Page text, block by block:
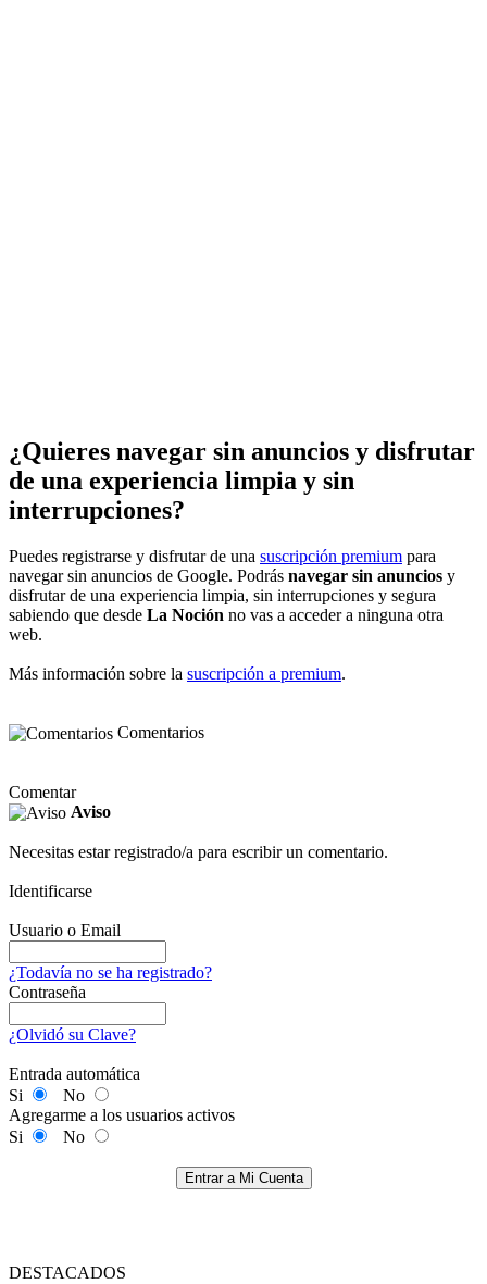
¿Quieres navegar sin anuncios y disfrutar
de una experiencia limpia y sin
interrupciones?
Puedes registrarse y disfrutar de una suscripción premium para
navegar sin anuncios de Google. Podrás navegar sin anuncios y
disfrutar de una experiencia limpia, sin interrupciones y segura
sabiendo que desde La Noción no vas a acceder a ninguna otra
web.
Más información sobre la suscripción a premium.
Comentarios
Comentar
Aviso
Necesitas estar registrado/a para escribir un comentario.
Identificarse
Usuario o Email
¿Todavía no se ha registrado?
Contraseña
¿Olvidó su Clave?
Entrada automática
Si
No
Agregarme a los usuarios activos
Si
No
Entrar a Mi Cuenta
DESTACADOS